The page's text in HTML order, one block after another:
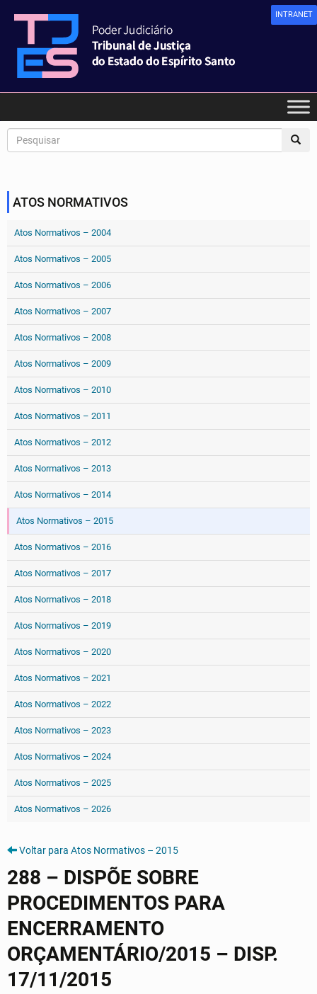
INTRANET
ATOS NORMATIVOS
Atos Normativos – 2004
Atos Normativos – 2005
Atos Normativos – 2006
Atos Normativos – 2007
Atos Normativos – 2008
Atos Normativos – 2009
Atos Normativos – 2010
Atos Normativos – 2011
Atos Normativos – 2012
Atos Normativos – 2013
Atos Normativos – 2014
Atos Normativos – 2015
Atos Normativos – 2016
Atos Normativos – 2017
Atos Normativos – 2018
Atos Normativos – 2019
Atos Normativos – 2020
Atos Normativos – 2021
Atos Normativos – 2022
Atos Normativos – 2023
Atos Normativos – 2024
Atos Normativos – 2025
Atos Normativos – 2026
Voltar para Atos Normativos – 2015
288 – DISPÕE SOBRE
PROCEDIMENTOS PARA
ENCERRAMENTO
ORÇAMENTÁRIO/2015 – DISP.
17/11/2015